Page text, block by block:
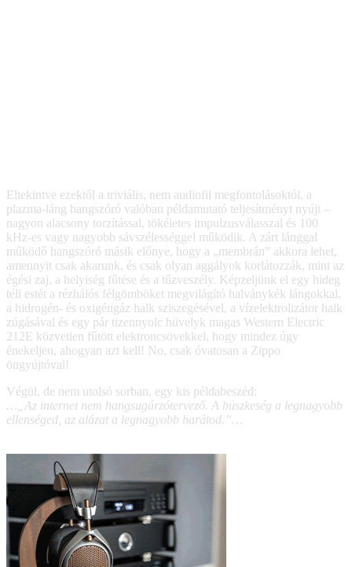
Eltekintve ezektől a triviális, nem audiofil megfontolásoktól, a
plazma-láng hangszóró valóban példamutató teljesítményt nyújt –
nagyon alacsony torzítással, tökéletes impulzusválasszal és 100
kHz-es vagy nagyobb sávszélességgel működik. A zárt lánggal
működő hangszóró másik előnye, hogy a „membrán” akkora lehet,
amennyit csak akarunk, és csak olyan aggályok korlátozzák, mint az
égési zaj, a helyiség fűtése és a tűzveszély. Képzeljünk el egy hideg
téli estét a rézhálós félgömböket megvilágító halványkék lángokkal,
a hidrogén- és oxigéngáz halk sziszegésével, a vízelektrolizátor halk
zúgásával és egy pár tizennyolc hüvelyk magas Western Electric
212E közvetlen fűtött elektroncsövekkel, hogy mindez úgy
énekeljen, ahogyan azt kell! No, csak óvatosan a Zippo
öngyújtóval!
Végül, de nem utolsó sorban, egy kis példabeszéd:
…„Az internet nem hangsugárzótervező. A büszkeség a legnagyobb
ellenséged, az alázat a legnagyobb barátod.”…